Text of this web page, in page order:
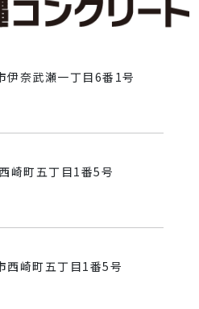
奈武瀬一丁目6番1号
崎町五丁目1番5号
崎町五丁目1番5号